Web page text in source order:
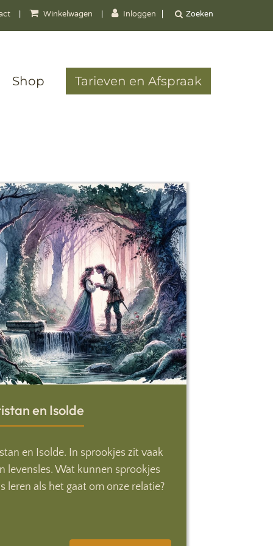
| Winkelwagen | Inloggen
Shop Tarieven en Afspraak
en Isolde
en Isolde. In sprookjes zit vaak
levensles. Wat kunnen sprookjes
leren als het gaat om onze relatie?